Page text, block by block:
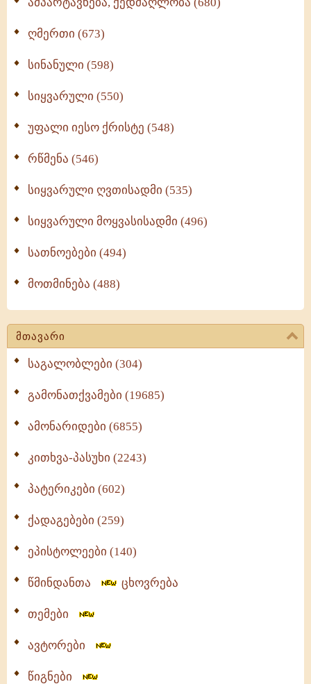
ღმერთი (673)
სინანული (598)
სიყვარული (550)
უფალი იესო ქრისტე (548)
რწმენა (546)
სიყვარული ღვთისადმი (535)
სიყვარული მოყვასისადმი (496)
სათნოებები (494)
მოთმინება (488)
მთავარი
საგალობლები (304)
გამონათქვამები (19685)
ამონარიდები (6855)
კითხვა-პასუხი (2243)
პატერიკები (602)
ქადაგებები (259)
ეპისტოლეები (140)
წმინდანთა ცხოვრება
თემები
ავტორები
წიგნები